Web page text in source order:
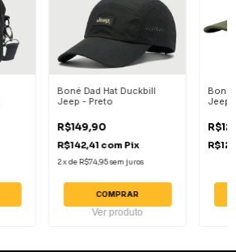
Boné Dad Hat Duckbill
Jeep - Preto
R$149,90
R$142,41 com Pix
2xdeR$74,95sem juros
COMPRAR
Ver produto
Boné
Jeep